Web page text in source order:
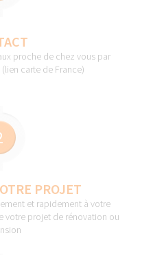
proche de chez vous par
carte de France)
PROJET
et rapidement à votre
votre projet de rénovation ou